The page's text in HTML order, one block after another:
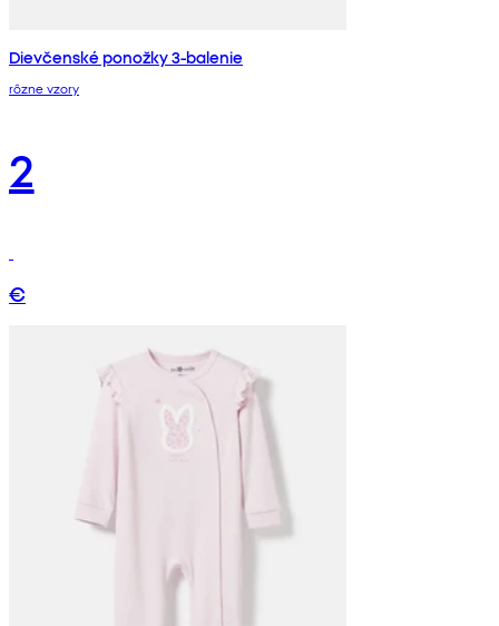
Dievčenské ponožky 3-balenie
rôzne vzory
2
€